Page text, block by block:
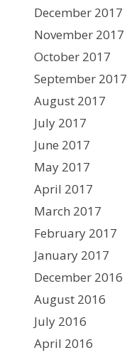
December 2017
November 2017
October 2017
September 2017
August 2017
July 2017
June 2017
May 2017
April 2017
March 2017
February 2017
January 2017
December 2016
August 2016
July 2016
April 2016